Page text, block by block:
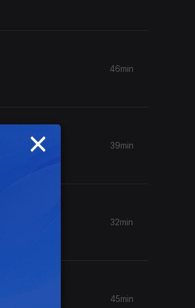
46min
39min
32min
45min
×